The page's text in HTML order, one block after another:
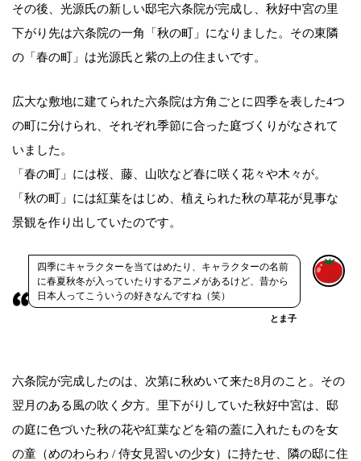
その後、光源氏の新しい邸宅六条院が完成し、秋好中宮の里
下がり先は六条院の一角「秋の町」になりました。その東隣
の「春の町」は光源氏と紫の上の住まいです。
広大な敷地に建てられた六条院は方角ごとに四季を表した4つ
の町に分けられ、それぞれ季節に合った庭づくりがなされて
いました。
「春の町」には桜、藤、山吹など春に咲く花々や木々が。
「秋の町」には紅葉をはじめ、植えられた秋の草花が見事な
景観を作り出していたのです。
四季にキャラクターを当てはめたり、キャラクターの名前
に春夏秋冬が入っていたりするアニメがあるけど、昔から
日本人ってこういうの好きなんですね（笑）
とま子
六条院が完成したのは、次第に秋めいて来た8月のこと。その
翌月のある風の吹く夕方。里下がりしていた秋好中宮は、邸
の庭に色づいた秋の花や紅葉などを箱の蓋に入れたものを女
の童（めのわらわ / 侍女見習いの少女）に持たせ、隣の邸に住